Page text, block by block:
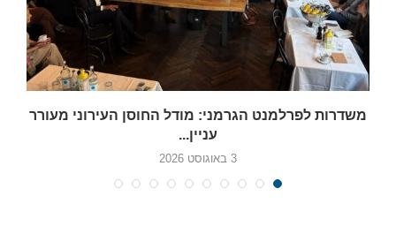
משדרות לפרלמנט הגרמני: מודל החוסן העירוני מעורר
עניין...
3 באוגוסט 2026